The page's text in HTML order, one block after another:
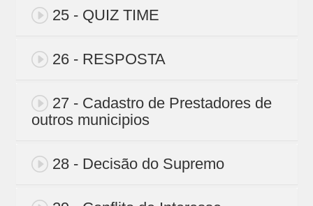
25 - QUIZ TIME
26 - RESPOSTA
27 - Cadastro de Prestadores de
outros municipios
28 - Decisão do Supremo